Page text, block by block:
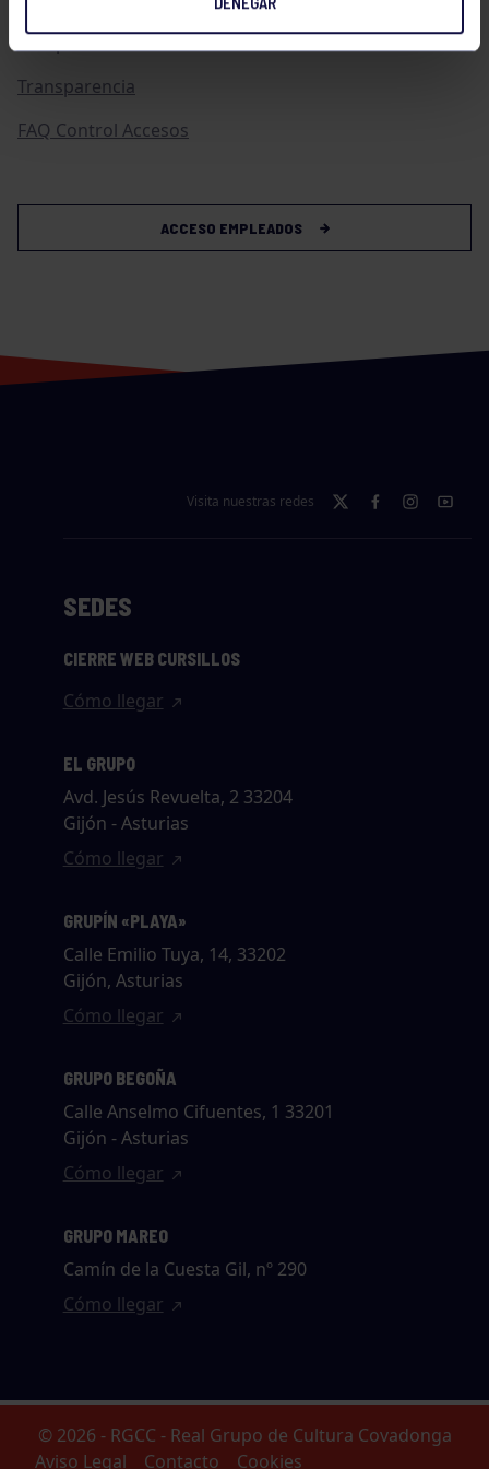
Compras
Transparencia
FAQ Control Accesos
ACCESO EMPLEADOS
Visita nuestras redes
SEDES
CIERRE WEB CURSILLOS
Cómo llegar
EL GRUPO
Avd. Jesús Revuelta, 2 33204
Gijón - Asturias
Cómo llegar
GRUPÍN «PLAYA»
Calle Emilio Tuya, 14, 33202
Gijón, Asturias
Cómo llegar
GRUPO BEGOÑA
Calle Anselmo Cifuentes, 1 33201
Gijón - Asturias
Cómo llegar
GRUPO MAREO
Camín de la Cuesta Gil, nº 290
Cómo llegar
© 2026 - RGCC - Real Grupo de Cultura Covadonga
Aviso Legal
Contacto Cookies